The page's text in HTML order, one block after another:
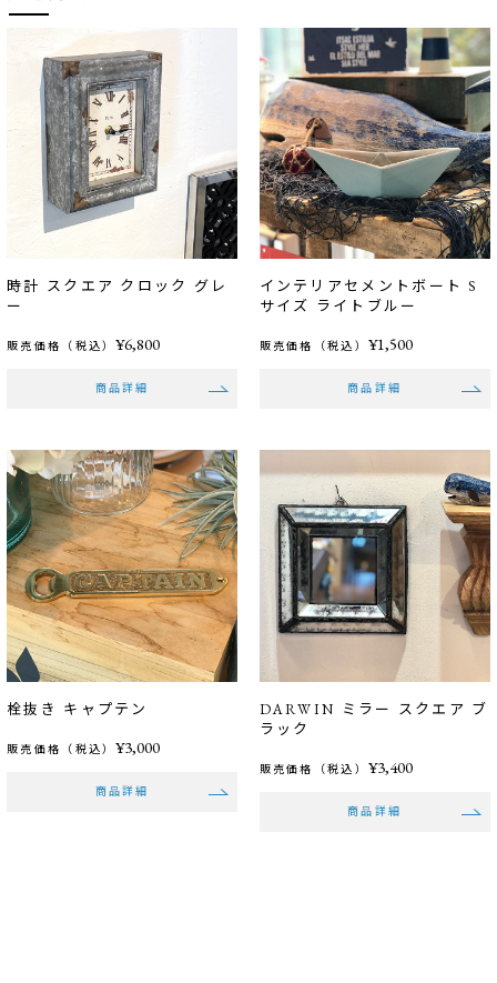
時計 スクエア クロック グレ
ー
販売価格（税込） ¥6,800
商品詳細
インテリアセメントボート S
サイズ ライトブルー
販売価格（税込） ¥1,500
商品詳細
栓抜き キャプテン
販売価格（税込）¥3,000
商品詳細
DARWIN ミラー スクエア ブ
ラック
販売価格（税込） ¥3,400
商品詳細